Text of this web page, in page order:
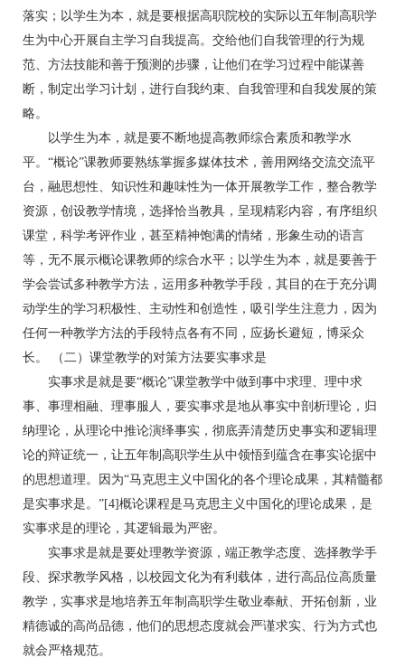
落实；以学生为本，就是要根据高职院校的实际以五年制高职学
生为中心开展自主学习自我提高。交给他们自我管理的行为规
范、方法技能和善于预测的步骤，让他们在学习过程中能谋善
断，制定出学习计划，进行自我约束、自我管理和自我发展的策
略。
以学生为本，就是要不断地提高教师综合素质和教学水
平。“概论”课教师要熟练掌握多媒体技术，善用网络交流交流平
台，融思想性、知识性和趣味性为一体开展教学工作，整合教学
资源，创设教学情境，选择恰当教具，呈现精彩内容，有序组织
课堂，科学考评作业，甚至精神饱满的情绪，形象生动的语言
等，无不展示概论课教师的综合水平；以学生为本，就是要善于
学会尝试多种教学方法，运用多种教学手段，其目的在于充分调
动学生的学习积极性、主动性和创造性，吸引学生注意力，因为
任何一种教学方法的手段特点各有不同，应扬长避短，博采众
长。 （二）课堂教学的对策方法要实事求是
实事求是就是要“概论”课堂教学中做到事中求理、理中求
事、事理相融、理事服人，要实事求是地从事实中剖析理论，归
纳理论，从理论中推论演绎事实，彻底弄清楚历史事实和逻辑理
论的辩证统一，让五年制高职学生从中领悟到蕴含在事实论据中
的思想道理。因为“马克思主义中国化的各个理论成果，其精髓都
是实事求是。”[4]概论课程是马克思主义中国化的理论成果，是
实事求是的理论，其逻辑最为严密。
实事求是就是要处理教学资源，端正教学态度、选择教学手
段、探求教学风格，以校园文化为有利载体，进行高品位高质量
教学，实事求是地培养五年制高职学生敬业奉献、开拓创新，业
精德诚的高尚品德，他们的思想态度就会严谨求实、行为方式也
就会严格规范。